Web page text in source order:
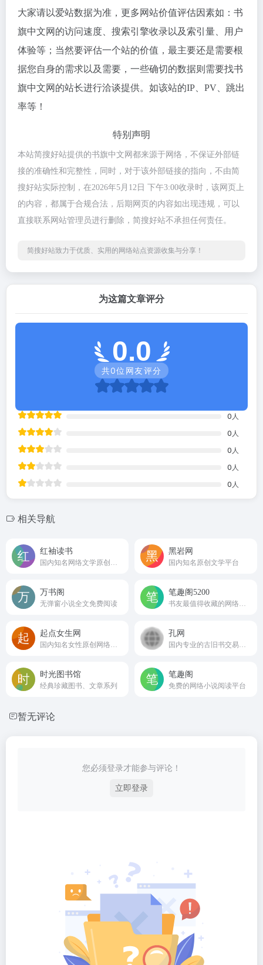
大家请以爱站数据为准，更多网站价值评估因素如：书
旗中文网的访问速度、搜索引擎收录以及索引量、用户
体验等；当然要评估一个站的价值，最主要还是需要根
据您自身的需求以及需要，一些确切的数据则需要找书
旗中文网的站长进行洽谈提供。如该站的IP、PV、跳出
率等！
特别声明
本站简搜好站提供的书旗中文网都来源于网络，不保证外部链
接的准确性和完整性，同时，对于该外部链接的指向，不由简
搜好站实际控制，在2026年5月12日 下午3:00收录时，该网页上
的内容，都属于合规合法，后期网页的内容如出现违规，可以
直接联系网站管理员进行删除，简搜好站不承担任何责任。
简搜好站致力于优质、实用的网络站点资源收集与分享！
为这篇文章评分
0.0
共0位网友评分
0 人
0 人
0 人
0 人
0 人
相关导航
红袖读书 黑岩网
国内知名原创文学平台
万书阁
无弹窗小说全文免费阅读
笔趣阁5200
起点女生网 孔网
时光图书馆
经典珍藏图书、文章系列
笔趣阁
免费的网络小说阅读平台
暂无评论
您必须登录才能参与评论！
立即登录